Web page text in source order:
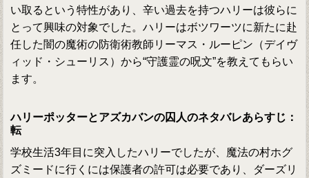
い取るという特性があり、辛い過去を持つハリーは彼らに
とって興味の対象でした。ハリーはボツワーツに新たに赴
任した闇の魔術の防衛術教師リーマス・ルーピン（デイヴ
ィッド・シューリス）から“守護霊の呪文”を教えてもらい
ます。
ハリーポッターとアズカバンの囚人のネタバレあらすじ：
転
学校生活3年目に突入したハリーでしたが、魔法の村ホグ
ズミードに行くには保護者の許可は必要であり、ダーズリ